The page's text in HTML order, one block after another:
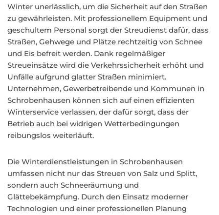
Winter unerlässlich, um die Sicherheit auf den Straßen
zu gewährleisten. Mit professionellem Equipment und
geschultem Personal sorgt der Streudienst dafür, dass
Straßen, Gehwege und Plätze rechtzeitig von Schnee
und Eis befreit werden. Dank regelmäßiger
Streueinsätze wird die Verkehrssicherheit erhöht und
Unfälle aufgrund glatter Straßen minimiert.
Unternehmen, Gewerbetreibende und Kommunen in
Schrobenhausen können sich auf einen effizienten
Winterservice verlassen, der dafür sorgt, dass der
Betrieb auch bei widrigen Wetterbedingungen
reibungslos weiterläuft.
Die Winterdienstleistungen in Schrobenhausen
umfassen nicht nur das Streuen von Salz und Splitt,
sondern auch Schneeräumung und
Glättebekämpfung. Durch den Einsatz moderner
Technologien und einer professionellen Planung